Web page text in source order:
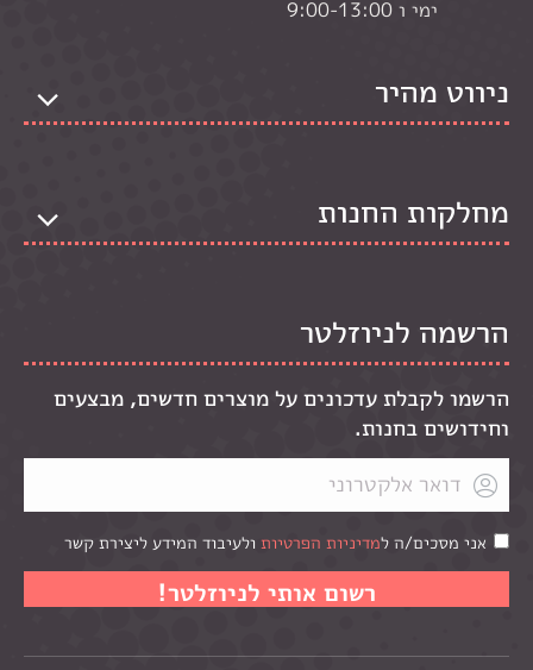
ימי ו 9:00-13:00
ניווט מהיר
מחלקות החנות
הרשמה לניוזלטר
הרשמו לקבלת עדכונים על מוצרים חדשים, מבצעים
וחידושים בחנות.
אני מסכים/ה למדיניות הפרטיות ולעיבוד המידע ליצירת קשר